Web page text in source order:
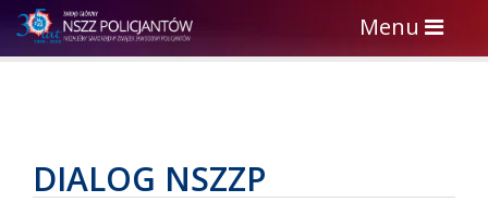
Toggle
navigation
Menu
DIALOG NSZZP